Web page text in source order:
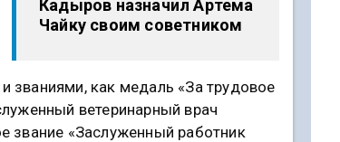
Кадыров назначил Артема
Чайку своим советником
званиями, как медаль «За трудовое
ветеринарный врач
звание «Заслуженный работник